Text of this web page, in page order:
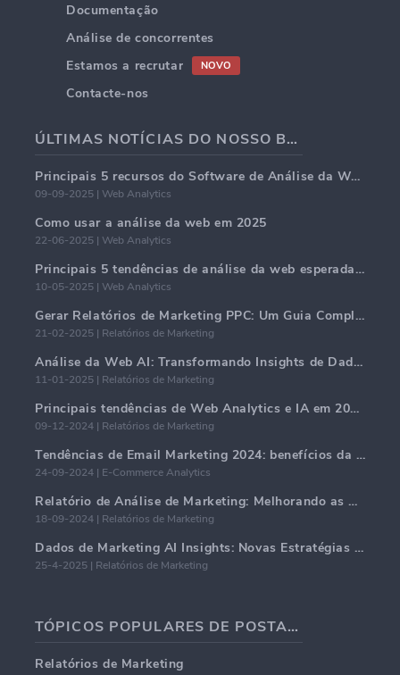
Documentação
Análise de concorrentes
Estamos a recrutar
NOVO
Contacte-nos
ÚLTIMAS NOTÍCIAS DO NOSSO BLOG
Principais 5 recursos do Software de Análise da Web em 2025
09-09-2025 | Web Analytics
Como usar a análise da web em 2025
22-06-2025 | Web Analytics
Principais 5 tendências de análise da web esperadas para dominar em 2025
10-05-2025 | Web Analytics
Gerar Relatórios de Marketing PPC: Um Guia Completo
21-02-2025 | Relatórios de Marketing
Análise da Web AI: Transformando Insights de Dados com Precisão
11-01-2025 | Relatórios de Marketing
Principais tendências de Web Analytics e IA em 2024
09-12-2024 | Relatórios de Marketing
Tendências de Email Marketing 2024: benefícios da hiper-personalização
24-09-2024 | E-Commerce Analytics
Relatório de Análise de Marketing: Melhorando as Percepções de Negócios
18-09-2024 | Relatórios de Marketing
Dados de Marketing AI Insights: Novas Estratégias de Negócios para 2024
25-4-2025 | Relatórios de Marketing
TÓPICOS POPULARES DE POSTAGENS EM BLOG
Relatórios de Marketing